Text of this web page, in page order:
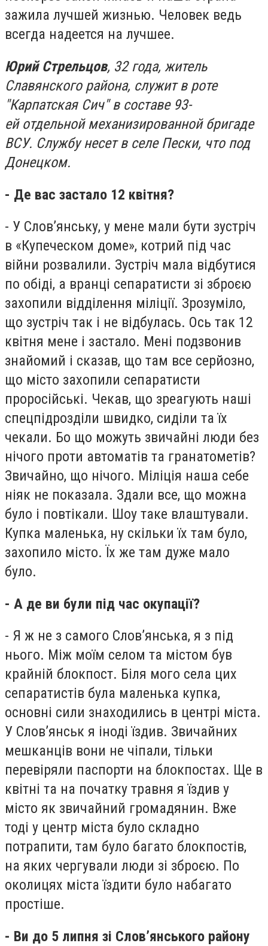
зажила лучшей жизнью. Человек ведь
всегда надеется на лучшее.
Юрий Стрельцов, 32 года, житель
Славянского района, служит в роте
"Карпатская Сич" в составе 93-
ей отдельной механизированной бригаде
ВСУ. Службу несет в селе Пески, что под
Донецком.
- Де вас застало 12 квітня?
- У Слов’янську, у мене мали бути зустріч
в «Купеческом доме», котрий під час
війни розвалили. Зустріч мала відбутися
по обіді, а вранці сепаратисти зі зброєю
захопили відділення міліції. Зрозуміло,
що зустріч так і не відбулась. Ось так 12
квітня мене і застало. Мені подзвонив
знайомий і сказав, що там все серйозно,
що місто захопили сепаратисти
проросійські. Чекав, що зреагують наші
спецпідрозділи швидко, сиділи та їх
чекали. Бо що можуть звичайні люди без
нічого проти автоматів та гранатометів?
Звичайно, що нічого. Міліція наша себе
ніяк не показала. Здали все, що можна
було і повтікали. Шоу таке влаштували.
Купка маленька, ну скільки їх там було,
захопило місто. Їх же там дуже мало
було.
- А де ви були під час окупації?
- Я ж не з самого Слов’янська, я з під
нього. Між моїм селом та містом був
крайній блокпост. Біля мого села цих
сепаратистів була маленька купка,
основні сили знаходились в центрі міста.
У Слов’янськ я іноді їздив. Звичайних
мешканців вони не чіпали, тільки
перевіряли паспорти на блокпостах. Ще в
квітні та на початку травня я їздив у
місто як звичайний громадянин. Вже
тоді у центр міста було складно
потрапити, там було багато блокпостів,
на яких чергували люди зі зброєю. По
околицях міста їздити було набагато
простіше.
- Ви до 5 липня зі Слов’янського району